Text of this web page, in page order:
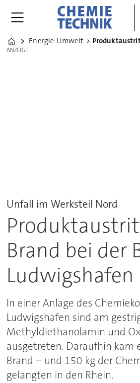
Home
Energie-Umwelt
ANZEIGE
ANZEIGE
Unfall im Werksteil Nord
Brand bei der
Ludwigshafen
In einer Anlage des
Ludwigshafen sind am
Methyldiethanolamin und
ausgetreten. Daraufhin kam
Brand – und 150 kg der
gelangten in den Rhein.